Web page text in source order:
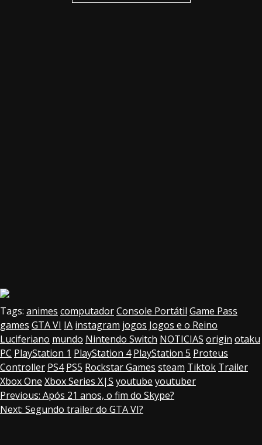
Tags: animes computadorConsole Portátil Game Pass
games GTA VI IA instagram jogos Jogos e o Reino
Luciferiano mundo Nintendo Switch NOTICIAS origin otaku
PC PlayStation 1 PlayStation 4 PlayStation 5 Proteus
Controller PS4 PS5 Rockstar Games steam Tiktok Trailer
Xbox One Xbox Series X|S youtube youtuber
Continue
Reading
Previous: Após 21 anos, o fim do Skype?
Next: Segundo trailer do GTA VI?